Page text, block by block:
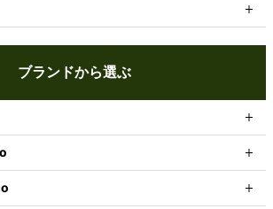
ブランドから選ぶ